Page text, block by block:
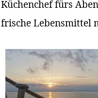
Küchenchef fürs
frische Lebensmittel